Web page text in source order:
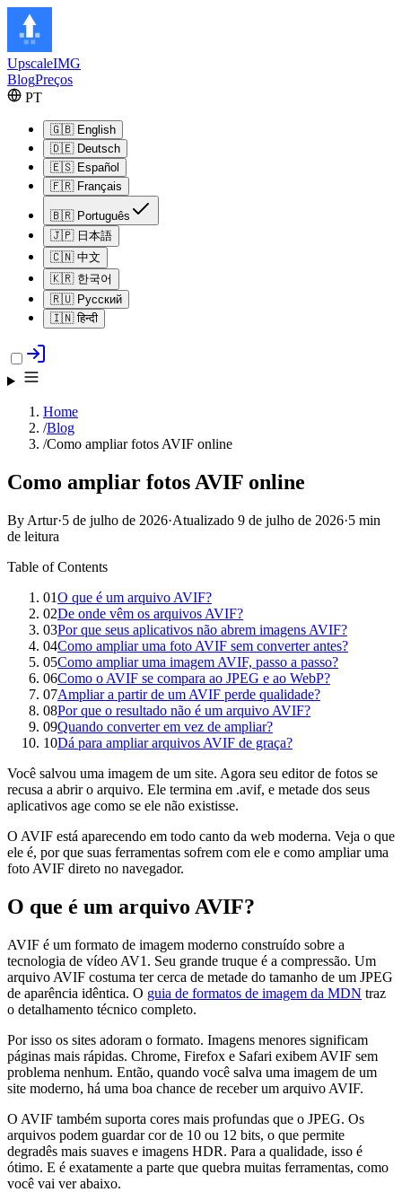
UpscaleIMG
BlogPreços
PT
🇬🇧 English
🇩🇪 Deutsch
🇪🇸 Español
🇫🇷 Français
🇧🇷 Português
🇯🇵 日本語
🇨🇳 中文
🇰🇷 한국어
🇷🇺 Русский
🇮🇳 हिन्दी
Home
/Blog
/Como ampliar fotos AVIF online
Como ampliar fotos AVIF online
By Artur·5 de julho de 2026·Atualizado 9 de julho de 2026·5 min
de leitura
Table of Contents
01O que é um arquivo AVIF?
02De onde vêm os arquivos AVIF?
03Por que seus aplicativos não abrem imagens AVIF?
04Como ampliar uma foto AVIF sem converter antes?
05Como ampliar uma imagem AVIF, passo a passo?
06Como o AVIF se compara ao JPEG e ao WebP?
07Ampliar a partir de um AVIF perde qualidade?
08Por que o resultado não é um arquivo AVIF?
09Quando converter em vez de ampliar?
10Dá para ampliar arquivos AVIF de graça?
Você salvou uma imagem de um site. Agora seu editor de fotos se
recusa a abrir o arquivo. Ele termina em .avif, e metade dos seus
aplicativos age como se ele não existisse.
O AVIF está aparecendo em todo canto da web moderna. Veja o que
ele é, por que suas ferramentas sofrem com ele e como ampliar uma
foto AVIF direto no navegador.
O que é um arquivo AVIF?
AVIF é um formato de imagem moderno construído sobre a
tecnologia de vídeo AV1. Seu grande truque é a compressão. Um
arquivo AVIF costuma ter cerca de metade do tamanho de um JPEG
de aparência idêntica. O guia de formatos de imagem da MDN traz
o detalhamento técnico completo.
Por isso os sites adoram o formato. Imagens menores significam
páginas mais rápidas. Chrome, Firefox e Safari exibem AVIF sem
problema nenhum. Então, quando você salva uma imagem de um
site moderno, há uma boa chance de receber um arquivo AVIF.
O AVIF também suporta cores mais profundas que o JPEG. Os
arquivos podem guardar cor de 10 ou 12 bits, o que permite
degradês mais suaves e imagens HDR. Para a qualidade, isso é
ótimo. E é exatamente a parte que quebra muitas ferramentas, como
você vai ver abaixo.